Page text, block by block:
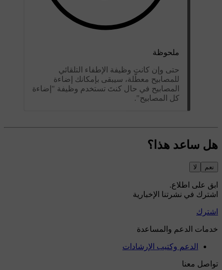
ملحوظة
حتى وإن كانت وظيفة الإطفاء التلقائي
للمصابيح معطّلة، سيبقى بإمكانك إضاءة
المصابيح في حال كنتَ تستخدم وظيفة "إضاءة
كل المصابيح".
هل ساعد هذا؟
نعم لا